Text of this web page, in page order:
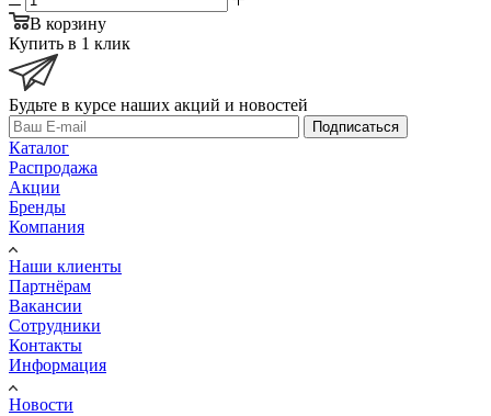
В корзину
Купить в 1 клик
Будьте в курсе наших акций и новостей
Подписаться
Каталог
Распродажа
Акции
Бренды
Компания
Наши клиенты
Партнёрам
Вакансии
Сотрудники
Контакты
Информация
Новости